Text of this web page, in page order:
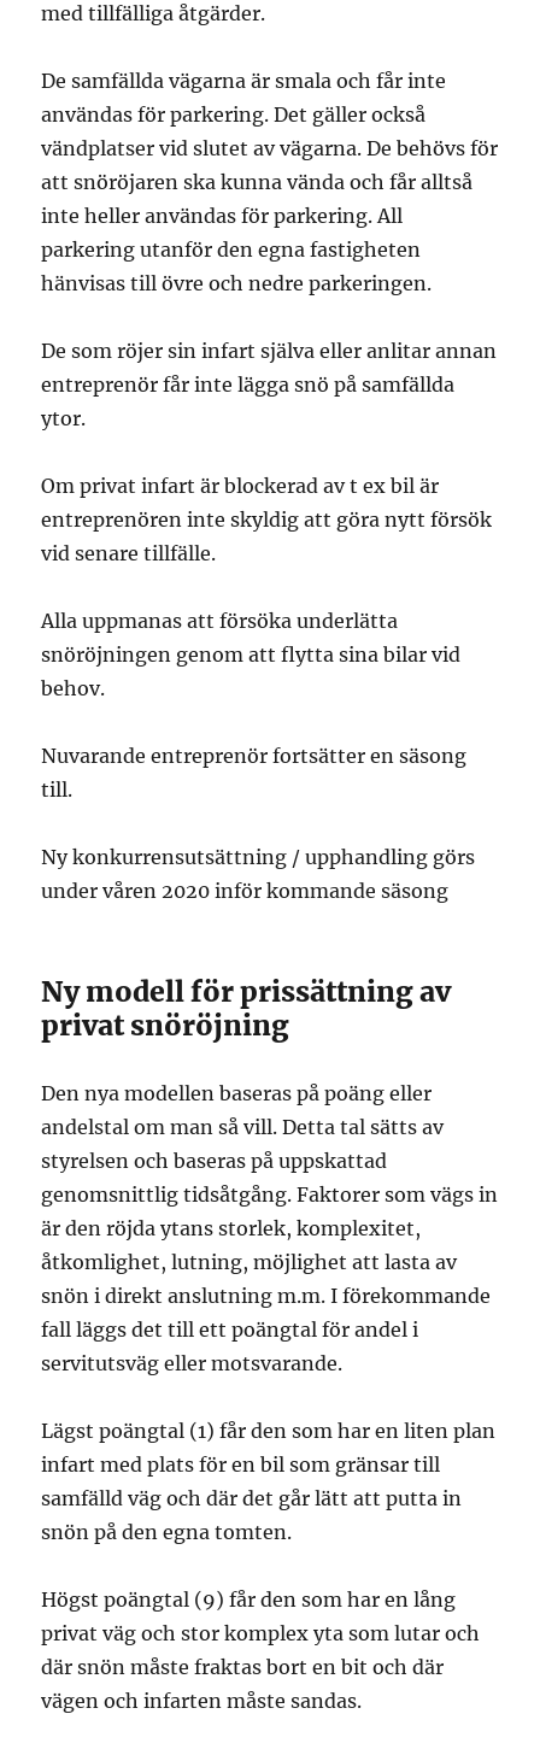
med tillfälliga åtgärder.
De samfällda vägarna är smala och får inte
användas för parkering. Det gäller också
vändplatser vid slutet av vägarna. De behövs för
att snöröjaren ska kunna vända och får alltså
inte heller användas för parkering. All
parkering utanför den egna fastigheten
hänvisas till övre och nedre parkeringen.
De som röjer sin infart själva eller anlitar annan
entreprenör får inte lägga snö på samfällda
ytor.
Om privat infart är blockerad av t ex bil är
entreprenören inte skyldig att göra nytt försök
vid senare tillfälle.
Alla uppmanas att försöka underlätta
snöröjningen genom att flytta sina bilar vid
behov.
Nuvarande entreprenör fortsätter en säsong
till.
Ny konkurrensutsättning / upphandling görs
under våren 2020 inför kommande säsong
Ny modell för prissättning av
privat snöröjning
Den nya modellen baseras på poäng eller
andelstal om man så vill. Detta tal sätts av
styrelsen och baseras på uppskattad
genomsnittlig tidsåtgång. Faktorer som vägs in
är den röjda ytans storlek, komplexitet,
åtkomlighet, lutning, möjlighet att lasta av
snön i direkt anslutning m.m. I före­kommande
fall läggs det till ett poängtal för andel i
servitutsväg eller motsvarande.
Lägst poängtal (1) får den som har en liten plan
infart med plats för en bil som gränsar till
samfälld väg och där det går lätt att putta in
snön på den egna tomten.
Högst poängtal (9) får den som har en lång
privat väg och stor komplex yta som lutar och
där snön måste fraktas bort en bit och där
vägen och infarten måste sandas.